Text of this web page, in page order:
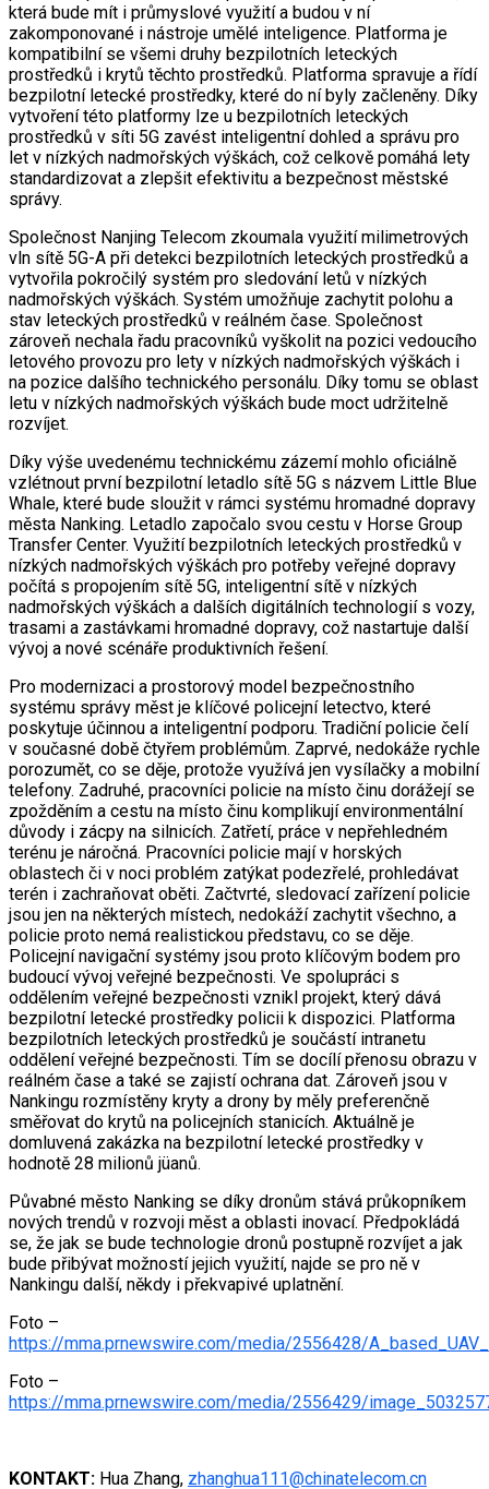
která bude mít i průmyslové využití a budou v ní
zakomponované i nástroje umělé inteligence. Platforma je
kompatibilní se všemi druhy bezpilotních leteckých
prostředků i krytů těchto prostředků. Platforma spravuje a řídí
bezpilotní letecké prostředky, které do ní byly začleněny. Díky
vytvoření této platformy lze u bezpilotních leteckých
prostředků v síti 5G zavést inteligentní dohled a správu pro
let v nízkých nadmořských výškách, což celkově pomáhá lety
standardizovat a zlepšit efektivitu a bezpečnost městské
správy.
Společnost Nanjing Telecom zkoumala využití milimetrových
vln sítě 5G-A při detekci bezpilotních leteckých prostředků a
vytvořila pokročilý systém pro sledování letů v nízkých
nadmořských výškách. Systém umožňuje zachytit polohu a
stav leteckých prostředků v reálném čase. Společnost
zároveň nechala řadu pracovníků vyškolit na pozici vedoucího
letového provozu pro lety v nízkých nadmořských výškách i
na pozice dalšího technického personálu. Díky tomu se oblast
letu v nízkých nadmořských výškách bude moct udržitelně
rozvíjet.
Díky výše uvedenému technickému zázemí mohlo oficiálně
vzlétnout první bezpilotní letadlo sítě 5G s názvem Little Blue
Whale, které bude sloužit v rámci systému hromadné dopravy
města Nanking. Letadlo započalo svou cestu v Horse Group
Transfer Center. Využití bezpilotních leteckých prostředků v
nízkých nadmořských výškách pro potřeby veřejné dopravy
počítá s propojením sítě 5G, inteligentní sítě v nízkých
nadmořských výškách a dalších digitálních technologií s vozy,
trasami a zastávkami hromadné dopravy, což nastartuje další
vývoj a nové scénáře produktivních řešení.
Pro modernizaci a prostorový model bezpečnostního
systému správy měst je klíčové policejní letectvo, které
poskytuje účinnou a inteligentní podporu. Tradiční policie čelí
v současné době čtyřem problémům. Zaprvé, nedokáže rychle
porozumět, co se děje, protože využívá jen vysílačky a mobilní
telefony. Zadruhé, pracovníci policie na místo činu dorážejí se
zpožděním a cestu na místo činu komplikují environmentální
důvody i zácpy na silnicích. Zatřetí, práce v nepřehledném
terénu je náročná. Pracovníci policie mají v horských
oblastech či v noci problém zatýkat podezřelé, prohledávat
terén i zachraňovat oběti. Začtvrté, sledovací zařízení policie
jsou jen na některých místech, nedokáží zachytit všechno, a
policie proto nemá realistickou představu, co se děje.
Policejní navigační systémy jsou proto klíčovým bodem pro
budoucí vývoj veřejné bezpečnosti. Ve spolupráci s
oddělením veřejné bezpečnosti vznikl projekt, který dává
bezpilotní letecké prostředky policii k dispozici. Platforma
bezpilotních leteckých prostředků je součástí intranetu
oddělení veřejné bezpečnosti. Tím se docílí přenosu obrazu v
reálném čase a také se zajistí ochrana dat. Zároveň jsou v
Nankingu rozmístěny kryty a drony by měly preferenčně
směřovat do krytů na policejních stanicích. Aktuálně je
domluvená zakázka na bezpilotní letecké prostředky v
hodnotě 28 milionů jüanů.
Půvabné město Nanking se díky dronům stává průkopníkem
nových trendů v rozvoji měst a oblasti inovací. Předpokládá
se, že jak se bude technologie dronů postupně rozvíjet a jak
bude přibývat možností jejich využití, najde se pro ně v
Nankingu další, někdy i překvapivé uplatnění.
Foto –
https://mma.prnewswire.com/media/2556428/
Foto –
https://mma.prnewswire.com/media/2556429/
KONTAKT: Hua Zhang, zhanghua111@chinatelecom.cn